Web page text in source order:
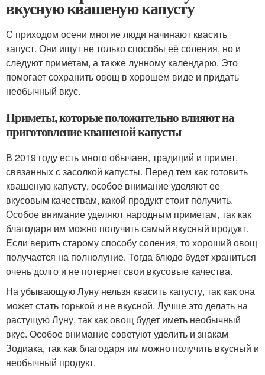
вкусную квашеную капусту
С приходом осени многие люди начинают квасить
капуст. Они ищут не только способы её соления, но и
следуют приметам, а также лунному календарю. Это
помогает сохранить овощ в хорошем виде и придать
необычный вкус.
Приметы, которые положительно влияют на
приготовление квашеной капусты
В 2019 году есть много обычаев, традиций и примет,
связанных с засолкой капусты. Перед тем как готовить
квашеную капусту, особое внимание уделяют ее
вкусовым качествам, какой продукт стоит получить.
Особое внимание уделяют народным приметам, так как
благодаря им можно получить самый вкусный продукт.
Если верить старому способу соления, то хороший овощ
получается на полнолуние. Тогда блюдо будет храниться
очень долго и не потеряет свои вкусовые качества.
На убывающую Луну нельзя квасить капусту, так как она
может стать горькой и не вкусной. Лучше это делать на
растущую Луну, так как овощ будет иметь необычный
вкус. Особое внимание советуют уделить и знакам
Зодиака, так как благодаря им можно получить вкусный и
необычный продукт.